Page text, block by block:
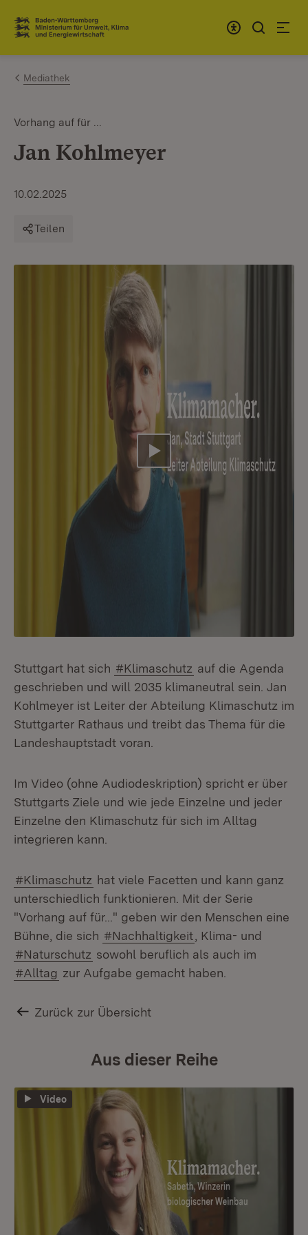
Zum Inhalt springen
Link zur Startseite
Mediathek
Vorhang auf für ...
Jan Kohlmeyer
10.02.2025
Teilen
Video abspielen
Stuttgart hat sich #Klimaschutz auf die Agenda
geschrieben und will 2035 klimaneutral sein. Jan
Kohlmeyer ist Leiter der Abteilung Klimaschutz im
Stuttgarter Rathaus und treibt das Thema für die
Landeshauptstadt voran.
Im Video (ohne Audiodeskription) spricht er über
Stuttgarts Ziele und wie jede Einzelne und jeder
Einzelne den Klimaschutz für sich im Alltag
integrieren kann.
#Klimaschutz hat viele Facetten und kann ganz
unterschiedlich funktionieren. Mit der Serie
"Vorhang auf für..." geben wir den Menschen eine
Bühne, die sich #Nachhaltigkeit , Klima- und
#Naturschutz sowohl beruflich als auch im
#Alltag zur Aufgabe gemacht haben.
Zurück zur Übersicht
Aus dieser Reihe
Video